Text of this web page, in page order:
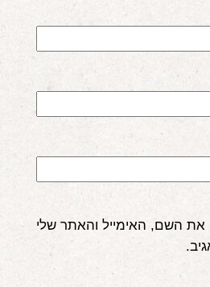
את השם, האימייל והאתר שלי